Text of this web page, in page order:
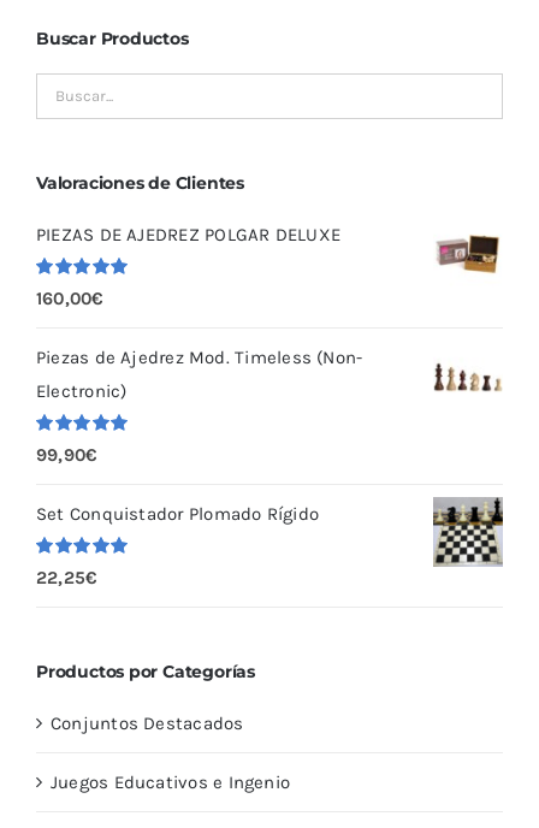
Buscar Productos
Valoraciones de Clientes
PIEZAS DE AJEDREZ POLGAR DELUXE
Valorado
con 5.00
160,00€
Piezas de Ajedrez Mod. Timeless (Non-
Electronic)
Valorado
con 5.00
99,90€
Set Conquistador Plomado Rígido
Valorado
con
5.00
22,25€
Productos por Categorías
Conjuntos Destacados
Juegos Educativos e Ingenio